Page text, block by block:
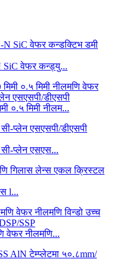
SiC वेफर कन्ड्यु...
०.५ मिमी नीलम...
प्लेन एसएस...
l...
वेफर नीलमणि...